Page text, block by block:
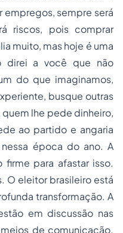
empregos, sempre será
riscos, pois comprar
muito, mas hoje é uma
direi a você que não
do que imaginamos,
busque outras
lhe pede dinheiro,
ao partido e angaria
época do ano. A
para afastar isso.
O eleitor brasileiro está
transformação. A
em discussão nas
de comunicação.